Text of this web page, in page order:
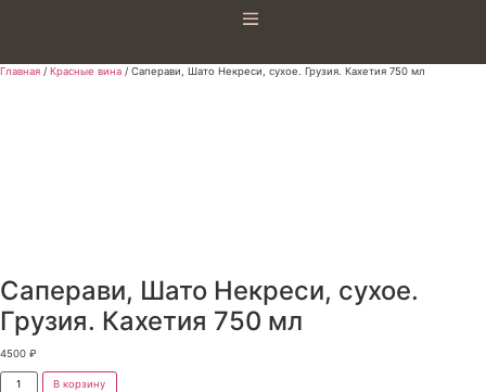
Главная / Красные вина / Саперави, Шато Некреси, сухое. Грузия. Кахетия 750 мл
Саперави, Шато Некреси, сухое.
Грузия. Кахетия 750 мл
4500 ₽
В корзину